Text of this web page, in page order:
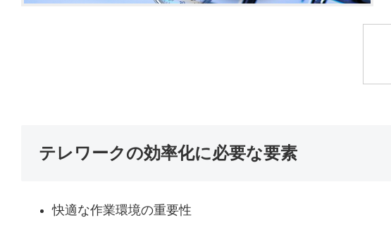
テレワークの効率化に必要な要素
快適な作業環境の重要性